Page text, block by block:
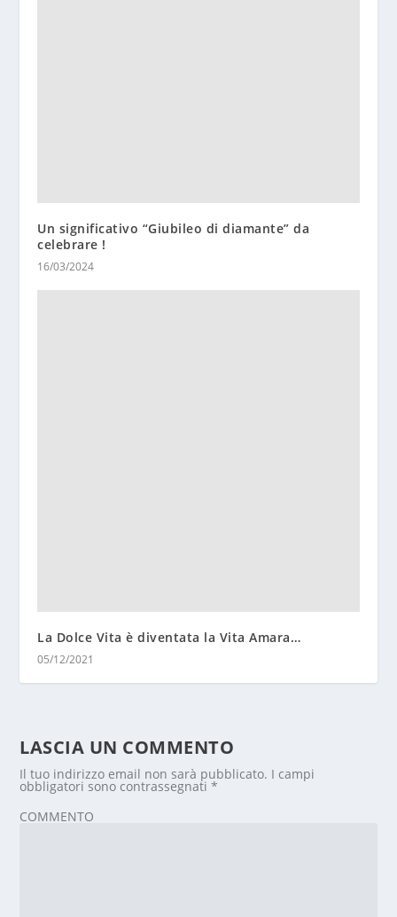
Un significativo “Giubileo di diamante” da
celebrare !
16/03/2024
La Dolce Vita è diventata la Vita Amara…
05/12/2021
LASCIA UN COMMENTO
Il tuo indirizzo email non sarà pubblicato. I campi
obbligatori sono contrassegnati*
COMMENTO